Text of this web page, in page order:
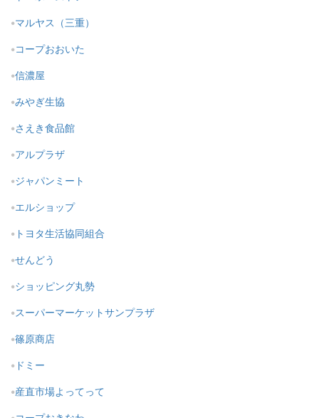
マルヤス（三重）
コープおおいた
信濃屋
みやぎ生協
さえき食品館
アルプラザ
ジャパンミート
エルショップ
トヨタ生活協同組合
せんどう
ショッピング丸勢
スーパーマーケットサンプラザ
篠原商店
ドミー
産直市場よってって